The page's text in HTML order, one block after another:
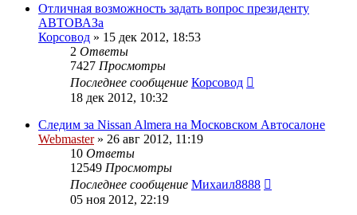
Отличная возможность задать вопрос президенту
АВТОВАЗа
Корсовод » 15 дек 2012, 18:53
2 Ответы
7427 Просмотры
Последнее сообщение Корсовод
18 дек 2012, 10:32
Следим за Nissan Almera на Московском Автосалоне
Webmaster» 26 авг 2012, 11:19
10 Ответы
12549 Просмотры
Последнее сообщение Михаил8888
05 ноя 2012, 22:19